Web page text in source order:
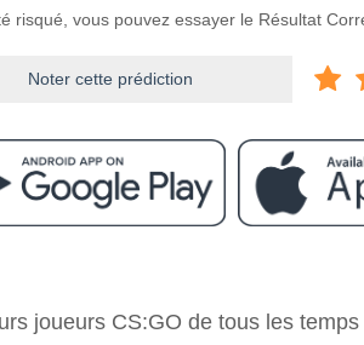
risqué, vous pouvez essayer le Résultat
Noter cette prédiction
entre Floriana v Hibernians 22 February 2026
joueurs CS:GO de tous les temps